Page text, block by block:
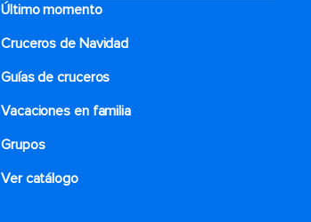
Último momento
Cruceros de Navidad
Guías de cruceros
Vacaciones en familia
Grupos
Ver catálogo